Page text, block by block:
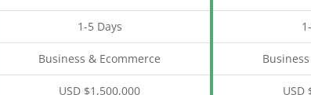
1-5 Days
Business & Ecommerce
USD $1,500,000 USD